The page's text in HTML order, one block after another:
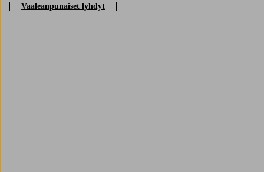
Vaaleanpunaiset lyhdyt